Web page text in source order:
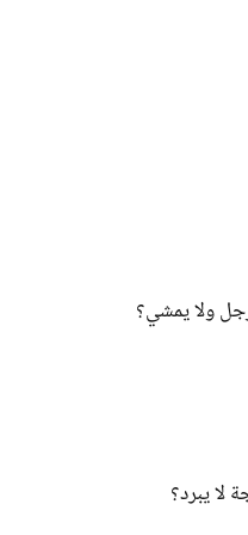
ولا يمشي؟
لا يبرد؟